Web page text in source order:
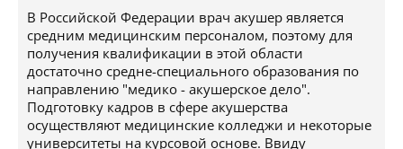
В Российской Федерации врач акушер является
средним медицинским персоналом, поэтому для
получения квалификации в этой области
достаточно средне-специального образования по
направлению "медико - акушерское дело".
Подготовку кадров в сфере акушерства
осуществляют медицинские колледжи и некоторые
университеты на курсовой основе. Ввиду